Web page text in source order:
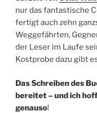
nur das fantastische
fertigt auch zehn
Weggefährten,
der Leser im Laufe
Kostprobe dazu gibt
Das Schreiben des
bereitet – und ich
genauso!